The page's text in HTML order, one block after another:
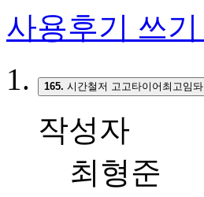
사용후기 쓰기
165. 시간철저 고고타이어최고임돠
작성자
최형준